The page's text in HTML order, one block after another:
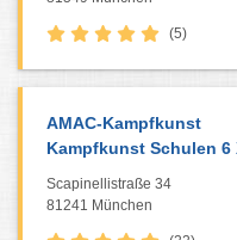
(5)
AMAC-Kampfkunst
Kampfkunst Schulen 6
Scapinellistraße 34
81241 München